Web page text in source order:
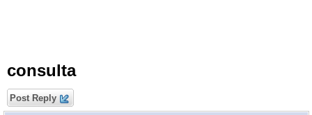
consulta
Post Reply